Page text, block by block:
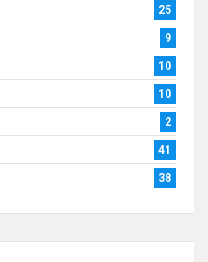
25
9
10
10
2
41
38